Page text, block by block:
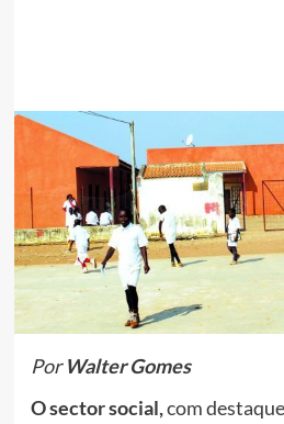
PorWalter Gomes
O sector social,com